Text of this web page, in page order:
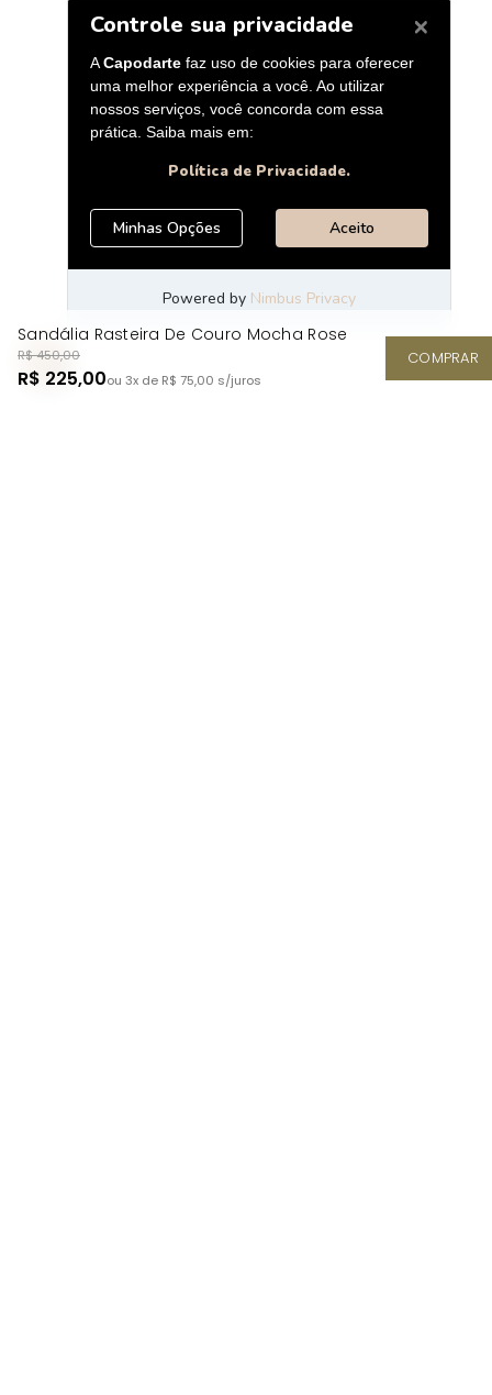
Sandália Rasteira De Couro Mocha Rose
R$ 450,00
R$ 225,00ou 3x de R$ 75,00 s/juros
COMPRAR